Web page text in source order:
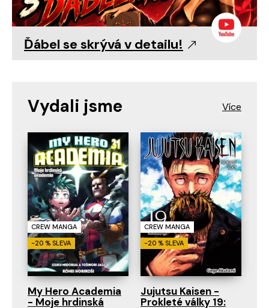
Ďábel se skrývá v detailu!
Vydali jsme
CREW MANGA
-20 % SLEVA
My Hero Academia
- Moje hrdinská
CREW MANGA
-20 % SLEVA
Jujutsu Kaisen -
Prokleté války 19: